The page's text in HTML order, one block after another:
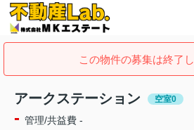
この物件の募集は終了し
アークステーション 空室0
- 管理/共益費 -